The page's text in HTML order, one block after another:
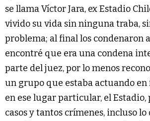
se llama Víctor Jara, ex Estadio
vivido su vida sin ninguna traba,
problema; al final los condenaron
encontré que era una condena
parte del juez, por lo menos
un grupo que estaba actuando
en ese lugar particular, el Estadio,
casos y tantos crímenes, incluso lo